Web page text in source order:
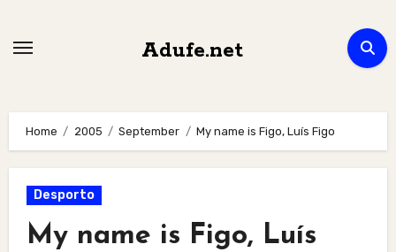
Adufe.net
Home 2005 September My name is Figo, Luís Figo
Desporto
My name is Figo, Luís